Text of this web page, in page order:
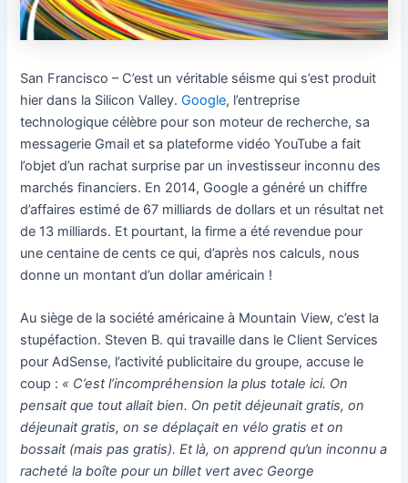
San Francisco – C’est un véritable séisme qui s’est produit
hier dans la Silicon Valley.Google, l’entreprise
technologique célèbre pour son moteur de recherche, sa
messagerie Gmail et sa plateforme vidéo YouTube a fait
l’objet d’un rachat surprise par un investisseur inconnu des
marchés financiers. En 2014, Google a généré un chiffre
d’affaires estimé de 67 milliards de dollars et un résultat net
de 13 milliards. Et pourtant, la firme a été revendue pour
une centaine de cents ce qui, d’après nos calculs, nous
donne un montant d’un dollar américain !
Au siège de la société américaine à Mountain View, c’est la
stupéfaction. Steven B. qui travaille dans le Client Services
pour AdSense, l’activité publicitaire du groupe, accuse le
coup : « C’est l’incompréhension la plus totale ici. On
pensait que tout allait bien. On petit déjeunait gratis, on
déjeunait gratis, on se déplaçait en vélo gratis et on
bossait (mais pas gratis). Et là, on apprend qu’un inconnu a
racheté la boîte pour un billet vert avec George